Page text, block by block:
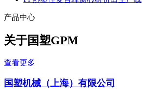
产品中心
关于国塑GPM
查看更多
国塑机械（上海）有限公司